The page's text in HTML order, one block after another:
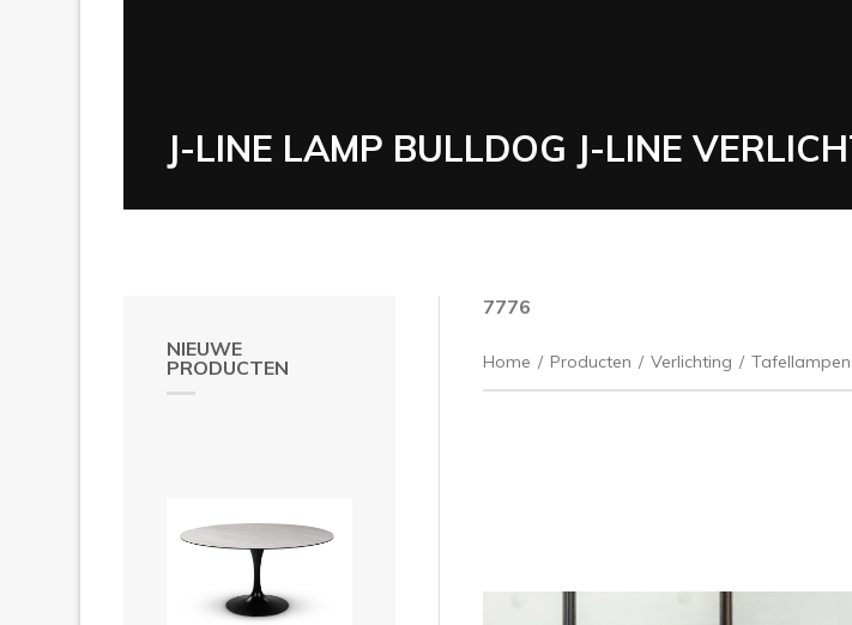
J-LINE LAMP BULLDOG J-LINE
NIEUWE
PRODUCTEN
7776
Home / Producten / Verlichting /